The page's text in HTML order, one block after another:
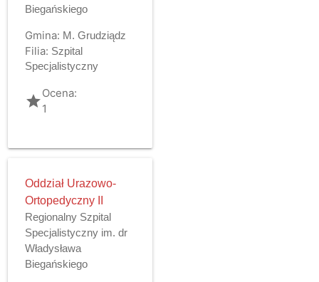
Biegańskiego
Gmina: M. Grudziądz
Filia: Szpital
Specjalistyczny
gradeOcena:
1
Oddział Urazowo-
Ortopedyczny II
Regionalny Szpital
Specjalistyczny im. dr
Władysława
Biegańskiego